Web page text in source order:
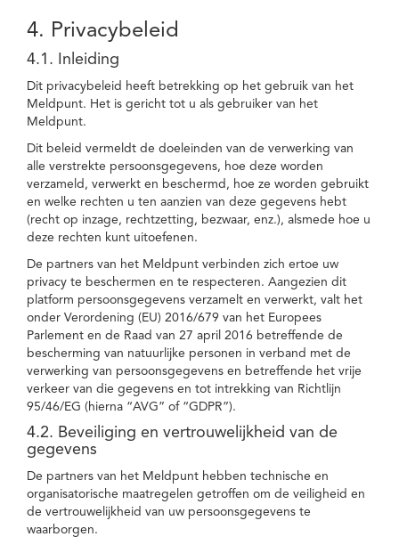
4. Privacybeleid
4.1. Inleiding
Dit privacybeleid heeft betrekking op het gebruik van het
Meldpunt. Het is gericht tot u als gebruiker van het
Meldpunt.
Dit beleid vermeldt de doeleinden van de verwerking van
alle verstrekte persoonsgegevens, hoe deze worden
verzameld, verwerkt en beschermd, hoe ze worden gebruikt
en welke rechten u ten aanzien van deze gegevens hebt
(recht op inzage, rechtzetting, bezwaar, enz.), alsmede hoe u
deze rechten kunt uitoefenen.
De partners van het Meldpunt verbinden zich ertoe uw
privacy te beschermen en te respecteren. Aangezien dit
platform persoonsgegevens verzamelt en verwerkt, valt het
onder Verordening (EU) 2016/679 van het Europees
Parlement en de Raad van 27 april 2016 betreffende de
bescherming van natuurlijke personen in verband met de
verwerking van persoonsgegevens en betreffende het vrije
verkeer van die gegevens en tot intrekking van Richtlijn
95/46/EG (hierna “AVG” of “GDPR”).
4.2. Beveiliging en vertrouwelijkheid van de
gegevens
De partners van het Meldpunt hebben technische en
organisatorische maatregelen getroffen om de veiligheid en
de vertrouwelijkheid van uw persoonsgegevens te
waarborgen.